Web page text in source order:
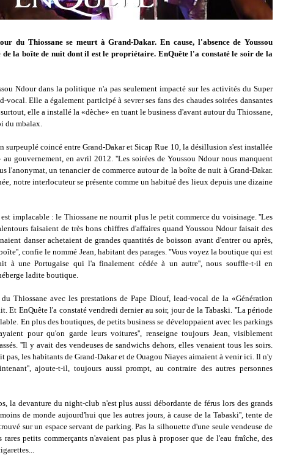
du Thiossane se meurt à Grand-Dakar. En cause, l'absence de Youssou
la boîte de nuit dont il est le propriétaire. EnQuête l'a constaté le soir de la
Ndour dans la politique n'a pas seulement impacté sur les activités du Super
Elle a également participé à sevrer ses fans des chaudes soirées dansantes
elle a installé la «dèche» en tuant le business d'avant autour du Thiossane,
du mbalax.
surpeuplé coincé entre Grand-Dakar et Sicap Rue 10, la désillusion s'est installée
gouvernement, en avril 2012. ''Les soirées de Youssou Ndour nous manquent
l'anonymat, un tenancier de commerce autour de la boîte de nuit à Grand-Dakar.
notre interlocuteur se présente comme un habitué des lieux depuis une dizaine
implacable : le Thiossane ne nourrit plus le petit commerce du voisinage. ''Les
faisaient de très bons chiffres d'affaires quand Youssou Ndour faisait des
danser achetaient de grandes quantités de boisson avant d'entrer ou après,
confie le nommé Jean, habitant des parages. ''Vous voyez la boutique qui est
à une Portugaise qui l'a finalement cédée à un autre'', nous souffle-t-il en
ladite boutique.
Thiossane avec les prestations de Pape Diouf, lead-vocal de la «Génération
Et EnQuête l'a constaté vendredi dernier au soir, jour de la Tabaski. ''La période
En plus des boutiques, de petits business se développaient avec les parkings
pour qu'on garde leurs voitures'', renseigne toujours Jean, visiblement
''Il y avait des vendeuses de sandwichs dehors, elles venaient tous les soirs.
pas, les habitants de Grand-Dakar et de Ouagou Niayes aimaient à venir ici. Il n'y
ajoute-t-il, toujours aussi prompt, au contraire des autres personnes
la devanture du night-club n'est plus aussi débordante de férus lors des grands
de monde aujourd'hui que les autres jours, à cause de la Tabaski'', tente de
sur un espace servant de parking. Pas la silhouette d'une seule vendeuse de
rares petits commerçants n'avaient pas plus à proposer que de l'eau fraîche, des